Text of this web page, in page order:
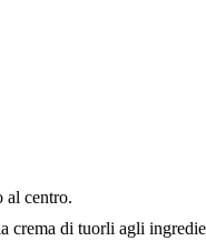
al centro.
di tuorli agli